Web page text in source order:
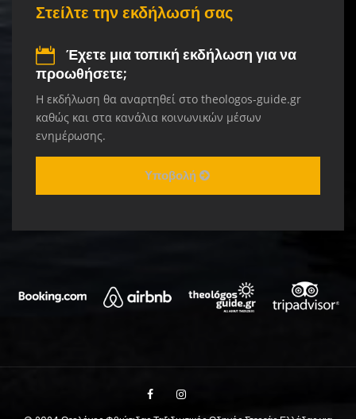
Στείλτε την εκδήλωσή σας
Έχετε μια τοπική εκδήλωση για να
προωθήσετε;
Η εκδήλωση θα αναρτηθεί στο theologos-guide.gr
καθώς και στα κανάλια κοινωνικών μέσων
ενημέρωσης.
Υποβολή